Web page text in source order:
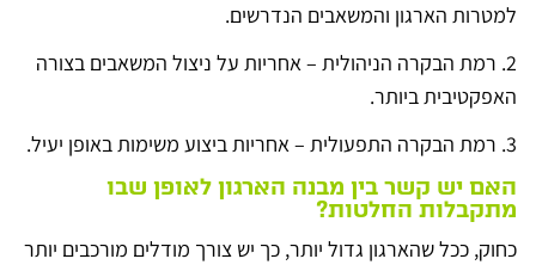
למטרות הארגון והמשאבים הנדרשים.
2. רמת הבקרה הניהולית – אחריות על ניצול המשאבים בצורה
האפקטיבית ביותר.
3. רמת הבקרה התפעולית – אחריות ביצוע משימות באופן יעיל.
האם יש קשר בין מבנה הארגון לאופן שבו
מתקבלות החלטות?
כחוק, ככל שהארגון גדול יותר, כך יש צורך מודלים מורכבים יותר